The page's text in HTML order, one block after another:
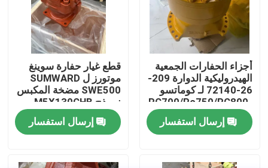
حولنا
جولة في المصنع
مراقبة الجودة
أجزاء الحفارات الجمعية
الهيدروليكية الدوارة 209-
26-72140 لـ كوماتسو
PC700/Pc750/PC800-
8 الأجزاء الميكانيكية
إرسال استفسار
قطع غيار حفارة سوينغ
موتورز ل SUMWARD
SWE500 مضخة المكبس
نموذج M5X130CHB
MFG NO. 01FA2045
إرسال استفسار